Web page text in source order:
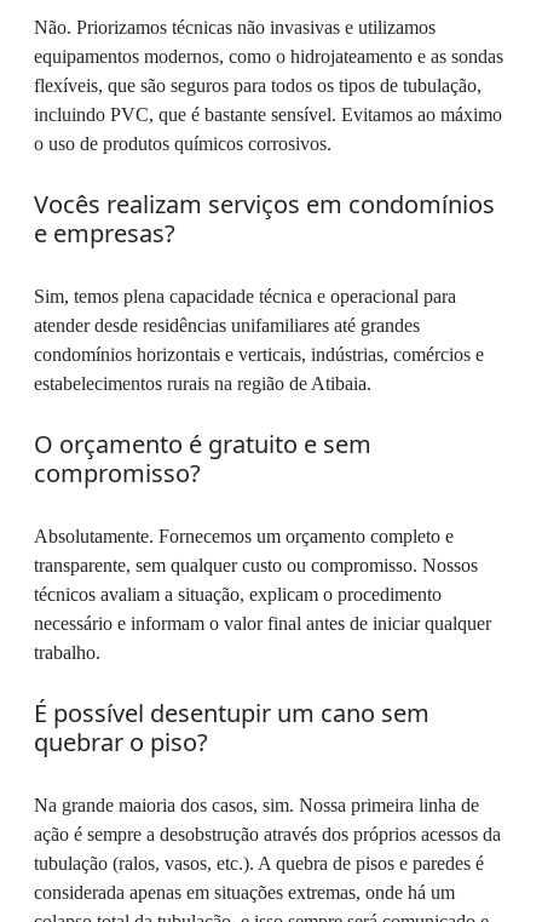
Não. Priorizamos técnicas não invasivas e utilizamos
equipamentos modernos, como o hidrojateamento e as sondas
flexíveis, que são seguros para todos os tipos de tubulação,
incluindo PVC, que é bastante sensível. Evitamos ao máximo
o uso de produtos químicos corrosivos.
Vocês realizam serviços em condomínios
e empresas?
Sim, temos plena capacidade técnica e operacional para
atender desde residências unifamiliares até grandes
condomínios horizontais e verticais, indústrias, comércios e
estabelecimentos rurais na região de Atibaia.
O orçamento é gratuito e sem
compromisso?
Absolutamente. Fornecemos um orçamento completo e
transparente, sem qualquer custo ou compromisso. Nossos
técnicos avaliam a situação, explicam o procedimento
necessário e informam o valor final antes de iniciar qualquer
trabalho.
É possível desentupir um cano sem
quebrar o piso?
Na grande maioria dos casos, sim. Nossa primeira linha de
ação é sempre a desobstrução através dos próprios acessos da
tubulação (ralos, vasos, etc.). A quebra de pisos e paredes é
considerada apenas em situações extremas, onde há um